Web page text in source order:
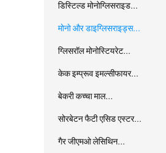
डिस्टिल्ड मोनोग्लिसराइड...
मोनो और डाइग्लिसराइड्स...
ग्लिसरॉल मोनोस्टियरेट...
केक इम्प्रूव इमल्सीफायर...
बेकरी कच्चा माल...
सोरबेटन फैटी एसिड एस्टर...
गैर जीएमओ लेसिथिन...